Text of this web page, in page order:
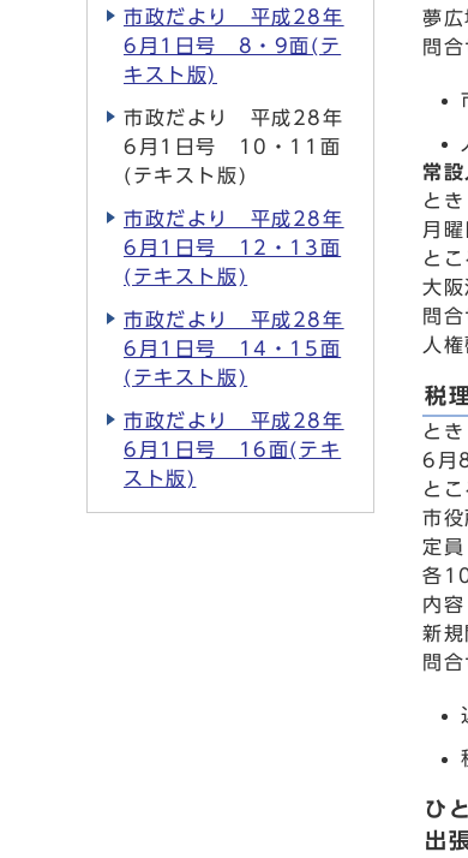
夢広
問
常設
とき
月
と
大
問
人
税
とき
6月
とこ
市
定員
各
内容
新規
問
ひ
出
市政だより 平成28年
6月1日号 8・9面(テ
キスト版)
市政だより 平成28年
6月1日号 10・11面
(テキスト版)
市政だより 平成28年
6月1日号 12・13面
(テキスト版)
市政だより 平成28年
6月1日号 14・15面
(テキスト版)
市政だより 平成28年
6月1日号 16面(テキ
スト版)